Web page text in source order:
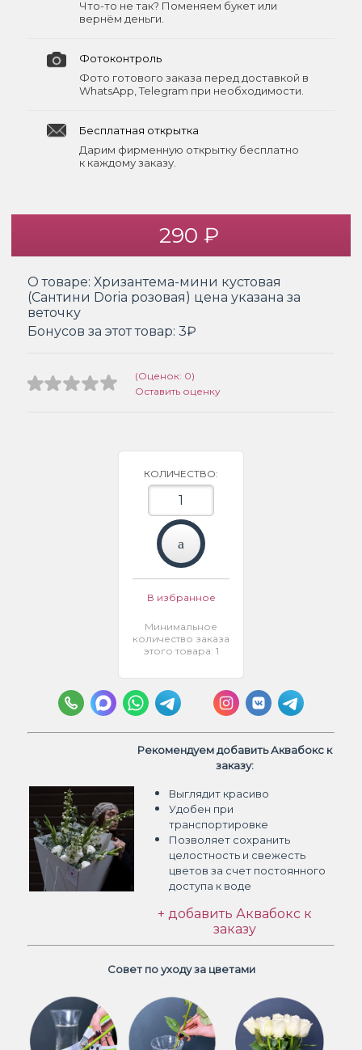
Что-то не так? Поменяем букет или
вернём деньги.
Фотоконтроль
Фото готового заказа перед доставкой в
WhatsApp, Telegram при необходимости.
Бесплатная открытка
Дарим фирменную открытку бесплатно
к каждому заказу.
290 ₽
О товаре: Хризантема-мини кустовая
(Сантини Doria розовая) цена указана за
веточку
Бонусов за этот товар: 3₽
(Оценок: 0)
Оставить оценку
КОЛИЧЕСТВО:
В избранное
Минимальное
количество заказа
этого товара: 1
Рекомендуем добавить Аквабокс к
заказу:
Выглядит красиво
Удобен при
транспортировке
Позволяет сохранить
целостность и свежесть
цветов за счет постоянного
доступа к воде
+ добавить Аквабокс к
заказу
Совет по уходу за цветами